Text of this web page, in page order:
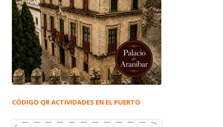
CÓDIGO QR ACTIVIDADES EN EL PUERTO